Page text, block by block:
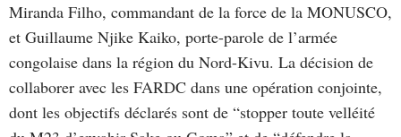
Miranda Filho, commandant de la force de la MONUSCO,
et Guillaume Njike Kaiko, porte-parole de l’armée
congolaise dans la région du Nord-Kivu. La décision de
collaborer avec les FARDC dans une opération conjointe,
dont les objectifs déclarés sont de “stopper toute velléité